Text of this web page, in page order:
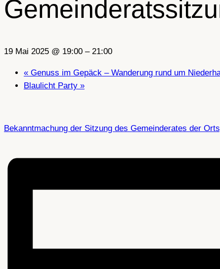
19 Mai 2025 @ 19:00 – 21:00
« Genuss im Gepäck – Wanderung rund um
Blaulicht Party »
Bekanntmachung der Sitzung des Gemeinderates der